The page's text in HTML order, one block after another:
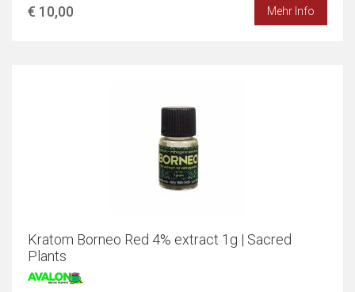
€ 10,00 Mehr Info
Kratom Borneo Red 4% extract 1g | Sacred
Plants